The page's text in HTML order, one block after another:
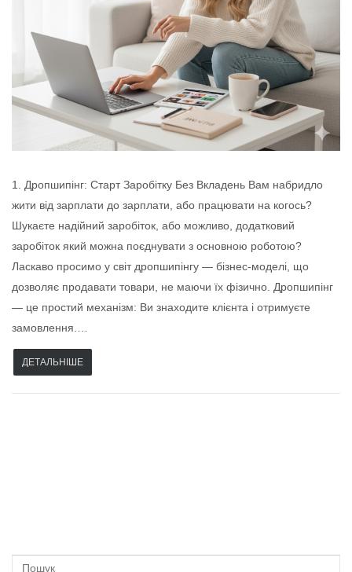
1. Дропшипінг: Старт Заробітку Без Вкладень Вам набридло
жити від зарплати до зарплати, або працювати на когось?
Шукаєте надійний заробіток, або можливо, додатковий
заробіток який можна поєднувати з основною роботою?
Ласкаво просимо у світ дропшипінгу — бізнес-моделі, що
дозволяє продавати товари, не маючи їх фізично. Дропшипінг
— це простий механізм: Ви знаходите клієнта і отримуєте
замовлення.…
ДЕТАЛЬНІШЕ